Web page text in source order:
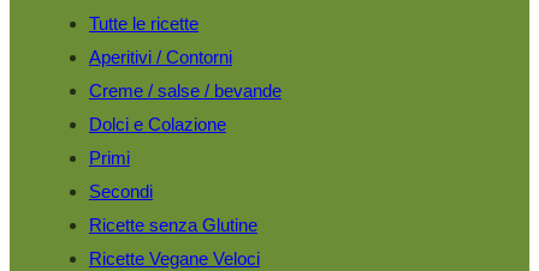
Tutte le ricette
Aperitivi / Contorni
Creme / salse / bevande
Dolci e Colazione
Primi
Secondi
Ricette senza Glutine
Ricette Vegane Veloci